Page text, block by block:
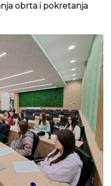
obrta i pokretanja